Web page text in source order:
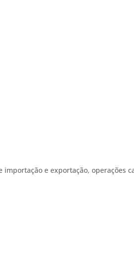
e exportação, operações